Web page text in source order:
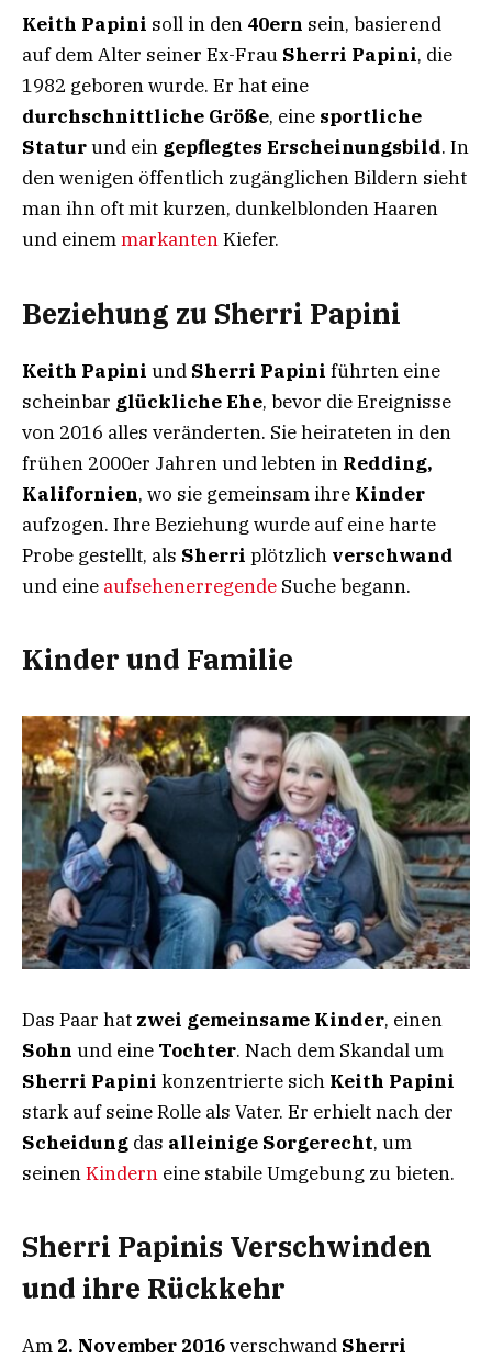
Keith Papini soll in den 40ern sein, basierend
auf dem Alter seiner Ex-Frau Sherri Papini, die
1982 geboren wurde. Er hat eine
durchschnittliche Größe, eine sportliche
Staturund ein gepflegtes Erscheinungsbild. In
den wenigen öffentlich zugänglichen Bildern sieht
man ihn oft mit kurzen, dunkelblonden Haaren
und einemmarkantenKiefer.
Beziehung zu Sherri Papini
Keith Papini und Sherri Papini führten eine
scheinbar glückliche Ehe, bevor die Ereignisse
von 2016 alles veränderten. Sie heirateten in den
frühen 2000er Jahren und lebten in Redding,
Kalifornien, wo sie gemeinsam ihre Kinder
aufzogen. Ihre Beziehung wurde auf eine harte
Probe gestellt, als Sherri plötzlich verschwand
und eine aufsehenerregende Suche begann.
Kinder und Familie
Das Paar hat zwei gemeinsame Kinder, einen
Sohn und eine Tochter. Nach dem Skandal um
Sherri Papini konzentrierte sich Keith Papini
stark auf seine Rolle als Vater. Er erhielt nach der
Scheidung das alleinige Sorgerecht, um
seinenKindern eine stabile Umgebung zu bieten.
Sherri Papinis Verschwinden
und ihre Rückkehr
Am 2. November 2016verschwand Sherri